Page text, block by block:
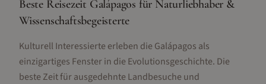
Beste Reisezeit Galápagos für Naturliebhaber &
Wissenschaftsbegeisterte
Kulturell Interessierte erleben die Galápagos als
einzigartiges Fenster in die Evolutionsgeschichte. Die
beste Zeit für ausgedehnte Landbesuche und